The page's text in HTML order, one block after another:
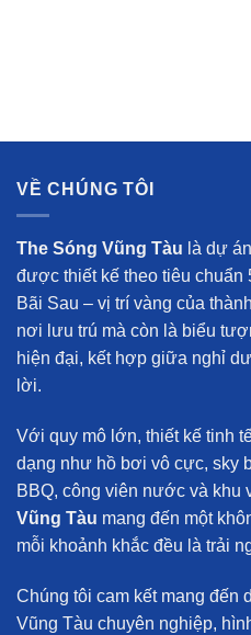
VỀ CHÚNG TÔI
The Sóng Vũng Tàu là dự
được thiết kế theo tiêu chuẩn
Bãi Sau – vị trí vàng của
nơi lưu trú mà còn là biểu
hiện đại, kết hợp giữa nghỉ
lời.
Với quy mô lớn, thiết kế tinh
dạng như hồ bơi vô cực, sky
BBQ, công viên nước và khu
Vũng Tàu mang đến một
mỗi khoảnh khắc đều là trải
Chúng tôi cam kết mang đến
Vũng Tàu chuyên nghiệp,